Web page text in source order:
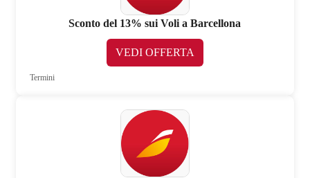
Sconto del 13% sui Voli a Barcellona
VEDI OFFERTA
Termini